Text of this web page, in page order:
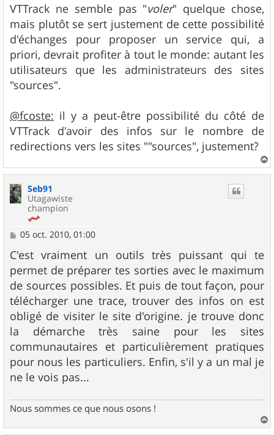
VTTrack ne semble pas "voler" quelque chose,
mais plutôt se sert justement de cette possibilité
d'échanges pour proposer un service qui, a
priori, devrait profiter à tout le monde: autant les
utilisateurs que les administrateurs des sites
"sources".
@fcoste: il y a peut-être possibilité du côté de
VTTrack d'avoir des infos sur le nombre de
redirections vers les sites ""sources", justement?
a
Seb91
Utagawiste
champion
M
s
s
a
g
e
05 oct. 2010, 01:00
C'est vraiment un outils très puissant qui te
permet de préparer tes sorties avec le maximum
de sources possibles. Et puis de tout façon, pour
télécharger une trace, trouver des infos on est
obligé de visiter le site d'origine. je trouve donc
la démarche très saine pour les sites
communautaires et particulièrement pratiques
pour nous les particuliers. Enfin, s'il y a un mal je
ne le vois pas...
Nous sommes ce que nous osons !
a